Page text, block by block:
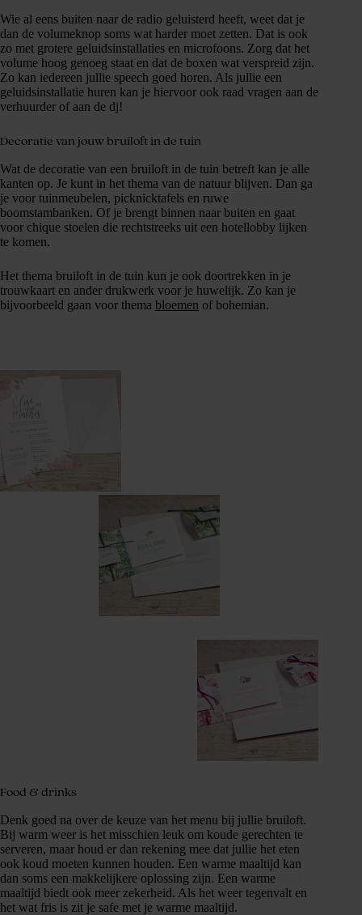
Wie al eens buiten naar de radio geluisterd heeft, weet dat je
dan de volumeknop soms wat harder moet zetten. Dat is ook
zo met grotere geluidsinstallaties en microfoons. Zorg dat het
volume hoog genoeg staat en dat de boxen wat verspreid zijn.
Zo kan iedereen jullie speech goed horen. Als jullie een
geluidsinstallatie huren kan je hiervoor ook raad vragen aan de
verhuurder of aan de dj!
Decoratie van jouw bruiloft in de tuin
Wat de decoratie van een bruiloft in de tuin betreft kan je alle
kanten op. Je kunt in het thema van de natuur blijven. Dan ga
je voor tuinmeubelen, picknicktafels en ruwe
boomstambanken. Of je brengt binnen naar buiten en gaat
voor chique stoelen die rechtstreeks uit een hotellobby lijken
te komen.
Het thema bruiloft in de tuin kun je ook doortrekken in je
trouwkaart en ander drukwerk voor je huwelijk. Zo kan je
bijvoorbeeld gaan voor thema bloemen of bohemian.
Food & drinks
Denk goed na over de keuze van het menu bij jullie bruiloft.
Bij warm weer is het misschien leuk om koude gerechten te
serveren, maar houd er dan rekening mee dat jullie het eten
ook koud moeten kunnen houden. Een warme maaltijd kan
dan soms een makkelijkere oplossing zijn. Een warme
maaltijd biedt ook meer zekerheid. Als het weer tegenvalt en
het wat fris is zit je safe met je warme maaltijd.